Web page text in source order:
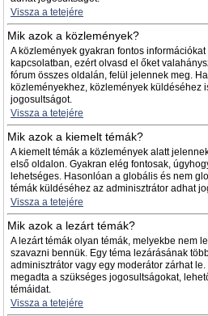
Vissza a tetejére
Mik azok a közlemények?
A közlemények gyakran fontos
kapcsolatban, ezért olvasd el őket
fórum összes oldalán, felül jelennek meg.
közleményekhez, közlemények küldéséhez
jogosultságot.
Vissza a tetejére
Mik azok a kiemelt témák?
A kiemelt témák a közlemények alatt
első oldalon. Gyakran elég fontosak,
lehetséges. Hasonlóan a globális és nem
témák küldéséhez az adminisztrátor adhat
Vissza a tetejére
Mik azok a lezárt témák?
A lezárt témák olyan témák, melyekbe nem
szavazni bennük. Egy téma lezárásának
adminisztrátor vagy egy moderátor zárhat
megadta a szükséges jogosultságokat,
témáidat.
Vissza a tetejére